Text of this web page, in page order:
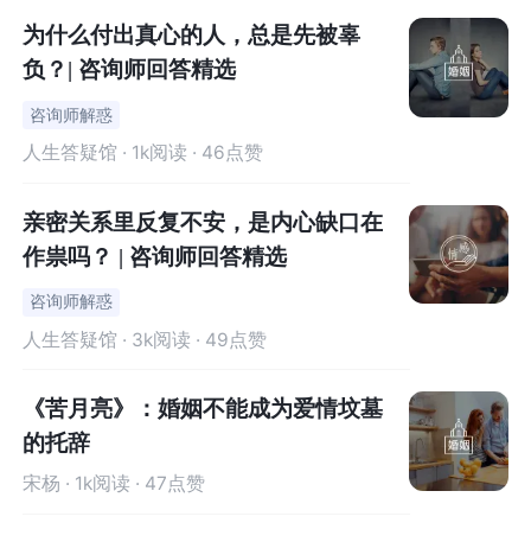
改变常年的矛盾积累，但是依然可以让他们感受到婚姻的
价值，进而让我们有自信心，将这种阴影慢慢的变成纾
3.自我保护的措施
沉默，有时候是为了减少争吵。争吵在很多人看来，争吵
是一件费心劳神的事，他们想极力的避免这种情况，所以
选择了冷战来对抗。因为爱，因为不会表达，因为种种原
所以用自己的行为向对方表达一种心声：你尽管说吧，反
正我不理，不认同，用这种方式来反抗和等待对方的道
歉。这种自我保护意识是发自内心的，不敢去面对。有时
候在他们看来是一种逃避，一种缓和。
为什么付出真心的人，总是先被辜
负？| 咨询师回答精选
咨询师解惑
人生答疑馆 · 1k阅读 · 46点赞
亲密关系里反复不安，是内心缺口在
作祟吗？ | 咨询师回答精选
咨询师解惑
人生答疑馆 · 3k阅读 · 49点赞
《苦月亮》：婚姻不能成为爱情坟墓
的托辞
宋杨 · 1k阅读 · 47点赞